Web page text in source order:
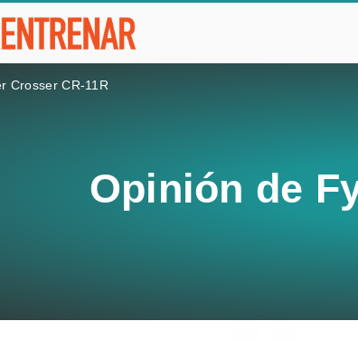
Crosser CR-11R
Opinión de